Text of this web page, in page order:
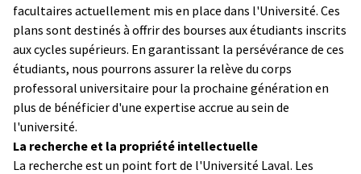
facultaires actuellement mis en place dans l'Université. Ces
plans sont destinés à offrir des bourses aux étudiants inscrits
aux cycles supérieurs. En garantissant la persévérance de ces
étudiants, nous pourrons assurer la relève du corps
professoral universitaire pour la prochaine génération en
plus de bénéficier d'une expertise accrue au sein de
l'université.
La recherche et la propriété intellectuelle
La recherche est un point fort de l'Université Laval. Les